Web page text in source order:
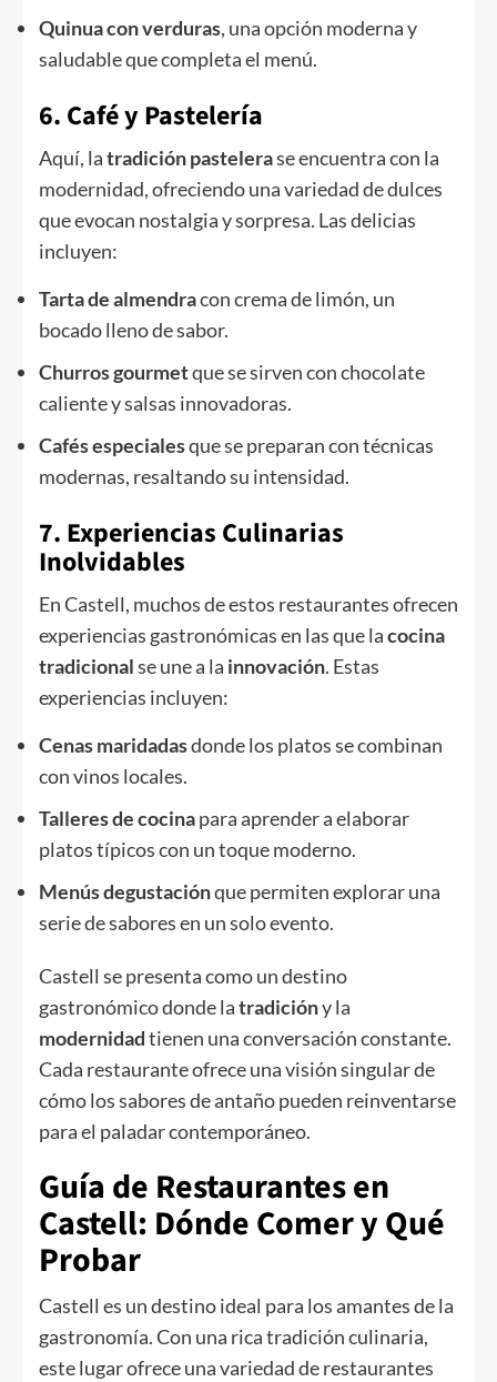
Quinua con verduras, una opción moderna y
saludable que completa el menú.
6. Café y Pastelería
Aquí, latradición pastelerase encuentra con la
modernidad, ofreciendo una variedad de dulces
que evocan nostalgia y sorpresa. Las delicias
incluyen:
Tarta de almendracon crema de limón, un
bocado lleno de sabor.
Churros gourmetque se sirven con chocolate
caliente y salsas innovadoras.
Cafés especialesque se preparan con técnicas
modernas, resaltando su intensidad.
7. Experiencias Culinarias
Inolvidables
En Castell, muchos de estos restaurantes ofrecen
experiencias gastronómicas en las que lacocina
tradicionalse une a la innovación. Estas
experiencias incluyen:
Cenas maridadasdonde los platos se combinan
con vinos locales.
Talleres de cocinapara aprender a elaborar
platos típicos con un toque moderno.
Menús degustaciónque permiten explorar una
serie de sabores en un solo evento.
Castell se presenta como un destino
gastronómico donde latradicióny la
modernidadtienen una conversación constante.
Cada restaurante ofrece una visión singular de
cómo los sabores de antaño pueden reinventarse
para el paladar contemporáneo.
Guía de Restaurantes en
Castell: Dónde Comer y Qué
Probar
Castell es un destino ideal para los amantes de la
gastronomía. Con una rica tradición culinaria,
este lugar ofrece una variedad de restaurantes